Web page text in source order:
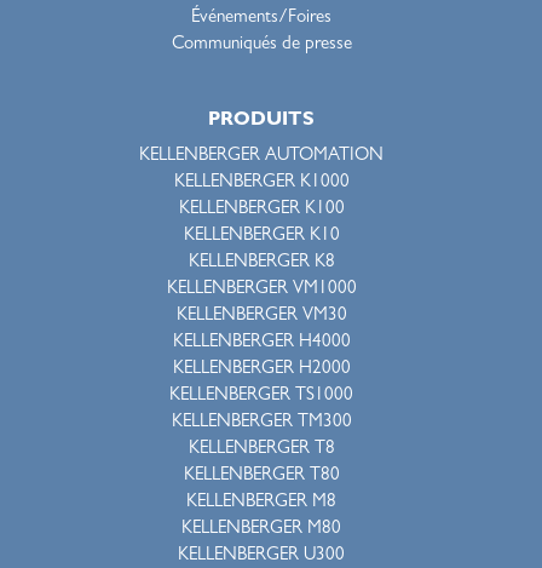
Événements/Foires
Communiqués de presse
PRODUITS
KELLENBERGER AUTOMATION
KELLENBERGER K1000
KELLENBERGER K100
KELLENBERGER K10
KELLENBERGER K8
KELLENBERGER VM1000
KELLENBERGER VM30
KELLENBERGER H4000
KELLENBERGER H2000
KELLENBERGER TS1000
KELLENBERGER TM300
KELLENBERGER T8
KELLENBERGER T80
KELLENBERGER M8
KELLENBERGER M80
KELLENBERGER U300